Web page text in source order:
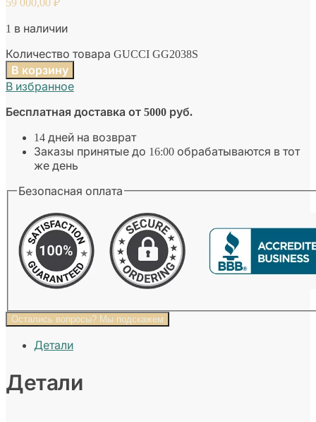
1 в наличии
Количество товара GUCCI GG2038S
В корзину
В избранное
Бесплатная доставка от 5000 руб.
14 дней на возврат
Заказы принятые до 16:00 обрабатываются в тот
же день
Безопасная оплата
Остались вопросы? Мы подскажем
Детали
Детали